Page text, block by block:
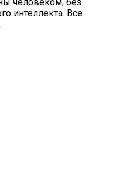
интеллекта. Все